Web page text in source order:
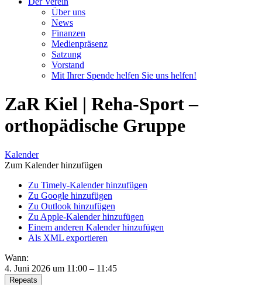
Über uns
News
Finanzen
Medienpräsenz
Satzung
Vorstand
Mit Ihrer Spende helfen Sie uns helfen!
ZaR Kiel | Reha-Sport –
orthopädische Gruppe
Kalender
Zum Kalender hinzufügen
Zu Timely-Kalender hinzufügen
Zu Google hinzufügen
Zu Outlook hinzufügen
Zu Apple-Kalender hinzufügen
Einem anderen Kalender hinzufügen
Als XML exportieren
Wann:
4. Juni 2026 um 11:00 – 11:45
Repeats